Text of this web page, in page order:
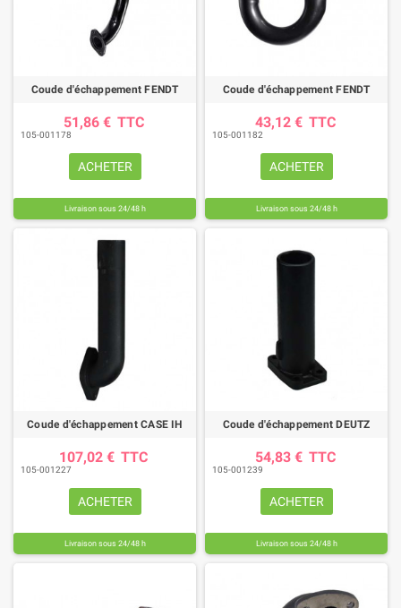
Coude d'échappement FENDT
51,86 € TTC
105-001178
ACHETER
Livraison sous 24/48 h
Coude d'échappement FENDT
43,12 € TTC
105-001182
ACHETER
Livraison sous 24/48 h
Coude d'échappement CASE IH
107,02 € TTC
105-001227
ACHETER
Livraison sous 24/48 h
Coude d'échappement DEUTZ
54,83 € TTC
105-001239
ACHETER
Livraison sous 24/48 h